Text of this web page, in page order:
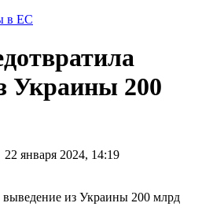
в ЕС
Украины 200
22 января 2024, 14:19